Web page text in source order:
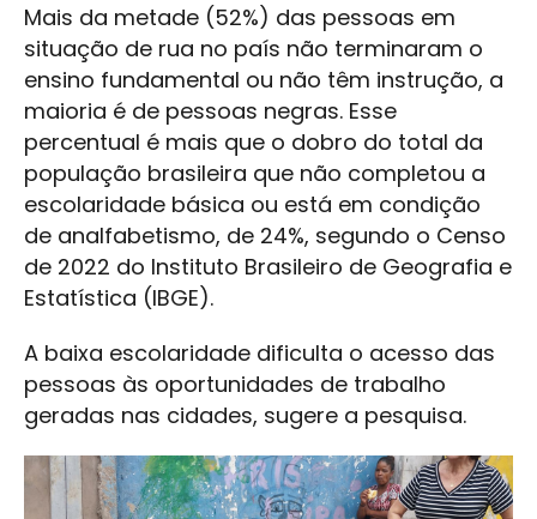
Mais da metade (52%) das pessoas em
situação de rua no país não terminaram o
ensino fundamental ou não têm instrução, a
maioria é de pessoas negras. Esse
percentual é mais que o dobro do total da
população brasileira que não completou a
escolaridade básica ou está em condição
de analfabetismo, de 24%, segundo o Censo
de 2022 do Instituto Brasileiro de Geografia e
Estatística (IBGE).
A baixa escolaridade dificulta o acesso das
pessoas às oportunidades de trabalho
geradas nas cidades, sugere a pesquisa.